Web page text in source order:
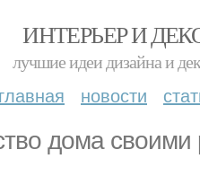
ИНТЕРЬЕР И
лучшие идеи дизайна и
главная новости
дома своими